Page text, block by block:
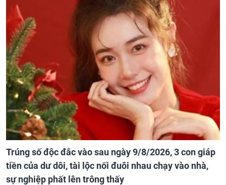
Trúng số độc đắc vào sau ngày 9/8/2026, 3 con giáp
tiền của dư dôi, tài lộc nối đuôi nhau chạy vào nhà,
sự nghiệp phất lên trông thấy